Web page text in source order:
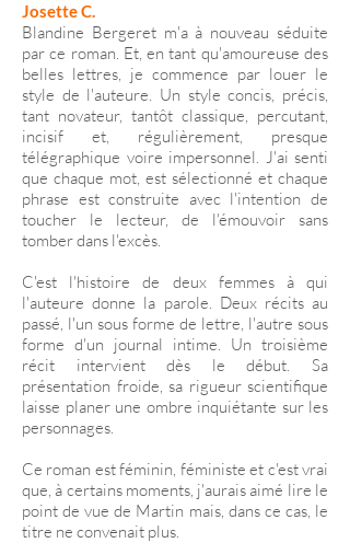
Josette C.
Blandine Bergeretm'a à nouveau séduite
par ce roman. Et, en tant qu'amoureuse des
belles lettres, je commence par louer le
style de l'auteure. Un style concis, précis,
tant novateur, tantôt classique, percutant,
incisif et, régulièrement, presque
télégraphique voire impersonnel. J'ai senti
que chaque mot, est sélectionné et chaque
phrase est construite avec l'intention de
toucher le lecteur, de l'émouvoir sans
tomber dans l'excès.
C'est l'histoire de deux femmes à qui
l'auteure donne la parole. Deux récits au
passé, l'un sous forme de lettre, l'autre sous
forme d'un journal intime. Un troisième
récit intervient dès le début. Sa
présentation froide, sa rigueur scientifique
laisse planer une ombre inquiétante sur les
personnages.
Ce roman est féminin, féministe et c'est vrai
que, à certains moments, j'aurais aimé lire le
point de vue de Martin mais, dans ce cas, le
titre ne convenait plus.